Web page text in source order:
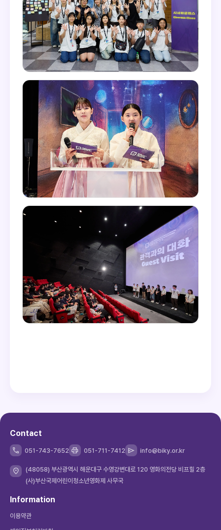
Contact
051-743-7652 051-711-7412 info@biky.or.kr
(48058) 부산광역시 해운대구 수영강변대로 120 영화의전당 비프힐 2층
(사)부산국제어린이청소년영화제 사무국
Information
이용약관